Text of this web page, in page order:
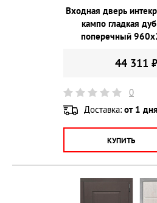
Входная дверь
кампо гладкая
поперечный
44 311 ₽
0
Доставка: от 1 дня
КУПИТЬ